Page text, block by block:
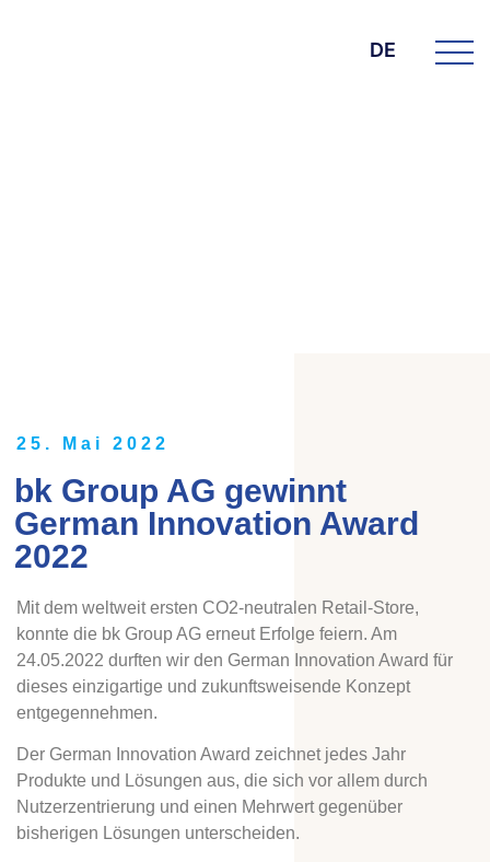
DE
25. Mai 2022
bk Group AG gewinnt
German Innovation Award
2022
Mit dem weltweit ersten CO2-neutralen Retail-Store,
konnte die bk Group AG erneut Erfolge feiern. Am
24.05.2022 durften wir den German Innovation Award für
dieses einzigartige und zukunftsweisende Konzept
entgegennehmen.
Der German Innovation Award zeichnet jedes Jahr
Produkte und Lösungen aus, die sich vor allem durch
Nutzerzentrierung und einen Mehrwert gegenüber
bisherigen Lösungen unterscheiden.